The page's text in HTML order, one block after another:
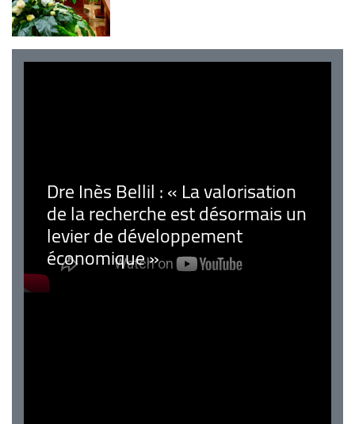
Dre Inès Bellil : « La valorisation
de la recherche est désormais un
levier de développement
économique »